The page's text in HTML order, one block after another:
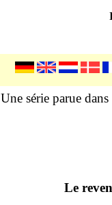
Une série parue
Le